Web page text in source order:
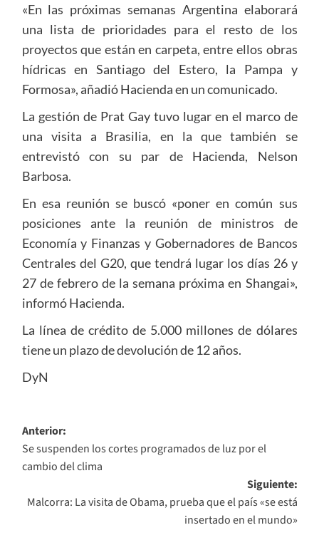
«En las próximas semanas Argentina elaborará
una lista de prioridades para el resto de los
proyectos que están en carpeta, entre ellos obras
hídricas en Santiago del Estero, la Pampa y
Formosa», añadió Hacienda en un comunicado.
La gestión de Prat Gay tuvo lugar en el marco de
una visita a Brasilia, en la que también se
entrevistó con su par de Hacienda, Nelson
Barbosa.
En esa reunión se buscó «poner en común sus
posiciones ante la reunión de ministros de
Economía y Finanzas y Gobernadores de Bancos
Centrales del G20, que tendrá lugar los días 26 y
27 de febrero de la semana próxima en Shangai»,
informó Hacienda.
La línea de crédito de 5.000 millones de dólares
tiene un plazo de devolución de 12 años.
DyN
Navegación
de
entradas
Anterior:
Se suspenden los cortes programados de luz por el
cambio del clima
Siguiente:
Malcorra: La visita de Obama, prueba que el país «se está
insertado en el mundo»